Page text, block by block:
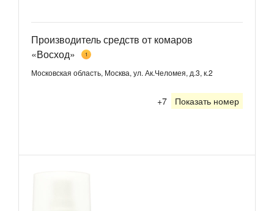
Производитель средств от комаров
«Восход»
1
Московская область, Москва, ул. Ак.Челомея, д.3, к.2
+7 Показать номер